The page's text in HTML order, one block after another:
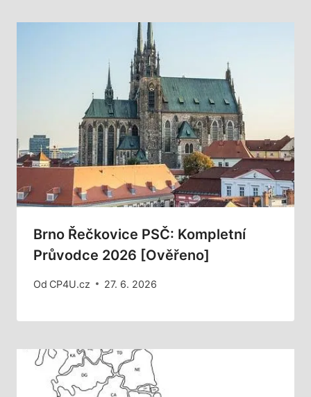
Brno Řečkovice PSČ: Kompletní
Průvodce 2026 [Ověřeno]
Od CP4U.cz 27. 6. 2026